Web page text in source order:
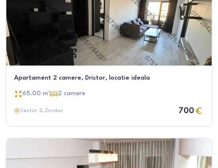
Apartament 2 camere, Dristor, locatie ideala
65.00 m² 2 camere
Sector 3, Dristor 700